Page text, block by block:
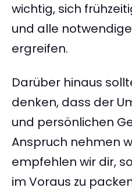
wichtig, sich
und alle
ergreifen.
Darüber hinaus
denken, dass der
und persönlichen
Anspruch nehmen
empfehlen wir dir,
im Voraus zu